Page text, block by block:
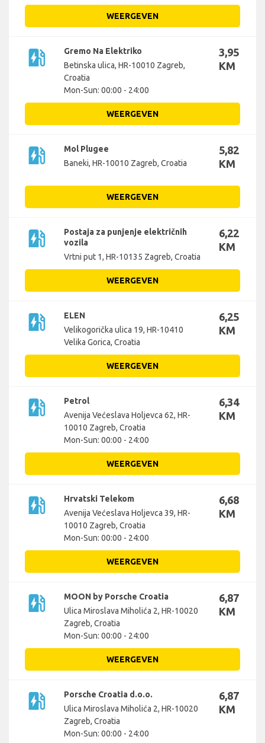
WEERGEVEN
ev_station
Gremo Na Elektriko
Betinska ulica, HR-10010 Zagreb,
Croatia
Mon-Sun: 00:00 - 24:00
3,95
KM
WEERGEVEN
ev_station
Mol Plugee
Baneki, HR-10010 Zagreb, Croatia
5,82
KM
WEERGEVEN
ev_station
Postaja za punjenje električnih
vozila
Vrtni put 1, HR-10135 Zagreb, Croatia
6,22
KM
WEERGEVEN
ev_station
ELEN
Velikogorička ulica 19, HR-10410
Velika Gorica, Croatia
6,25
KM
WEERGEVEN
ev_station
Petrol
Avenija Većeslava Holjevca 62, HR-
10010 Zagreb, Croatia
Mon-Sun: 00:00 - 24:00
6,34
KM
WEERGEVEN
ev_station
Hrvatski Telekom
Avenija Većeslava Holjevca 39, HR-
10010 Zagreb, Croatia
Mon-Sun: 00:00 - 24:00
6,68
KM
WEERGEVEN
ev_station
MOON by Porsche Croatia
Ulica Miroslava Miholića 2, HR-10020
Zagreb, Croatia
Mon-Sun: 00:00 - 24:00
6,87
KM
WEERGEVEN
ev_station
Porsche Croatia d.o.o.
Ulica Miroslava Miholića 2, HR-10020
Zagreb, Croatia
Mon-Sun: 00:00 - 24:00
6,87
KM